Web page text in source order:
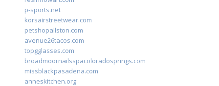
p-sports.net
korsairstreetwear.com
petshopallston.com
avenue26tacos.com
topgglasses.com
broadmoornailsspacoloradosprings.com
missblackpasadena.com
anneskitchen.org